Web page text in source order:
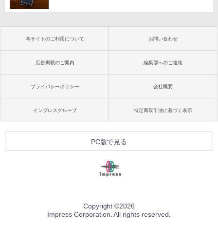
本サイトのご利用について お問い合わせ
広告掲載のご案内 編集部へのご連絡
プライバシーポリシー 会社概要
インプレスグループ 特定商取引法に基づく表示
PC版で見る
Copyright ©2026
Impress Corporation. All rights reserved.